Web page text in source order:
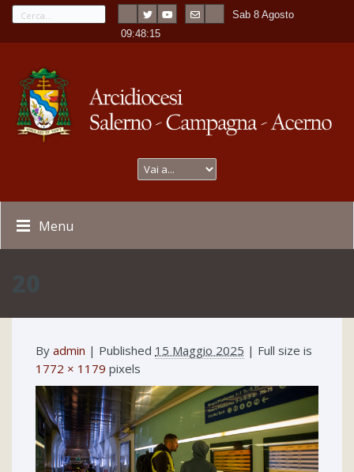
Sab 8 Agosto
-09:48:15
Menu
By admin | Published 15 Maggio 2025 | Full size is
1772 × 1179 pixels